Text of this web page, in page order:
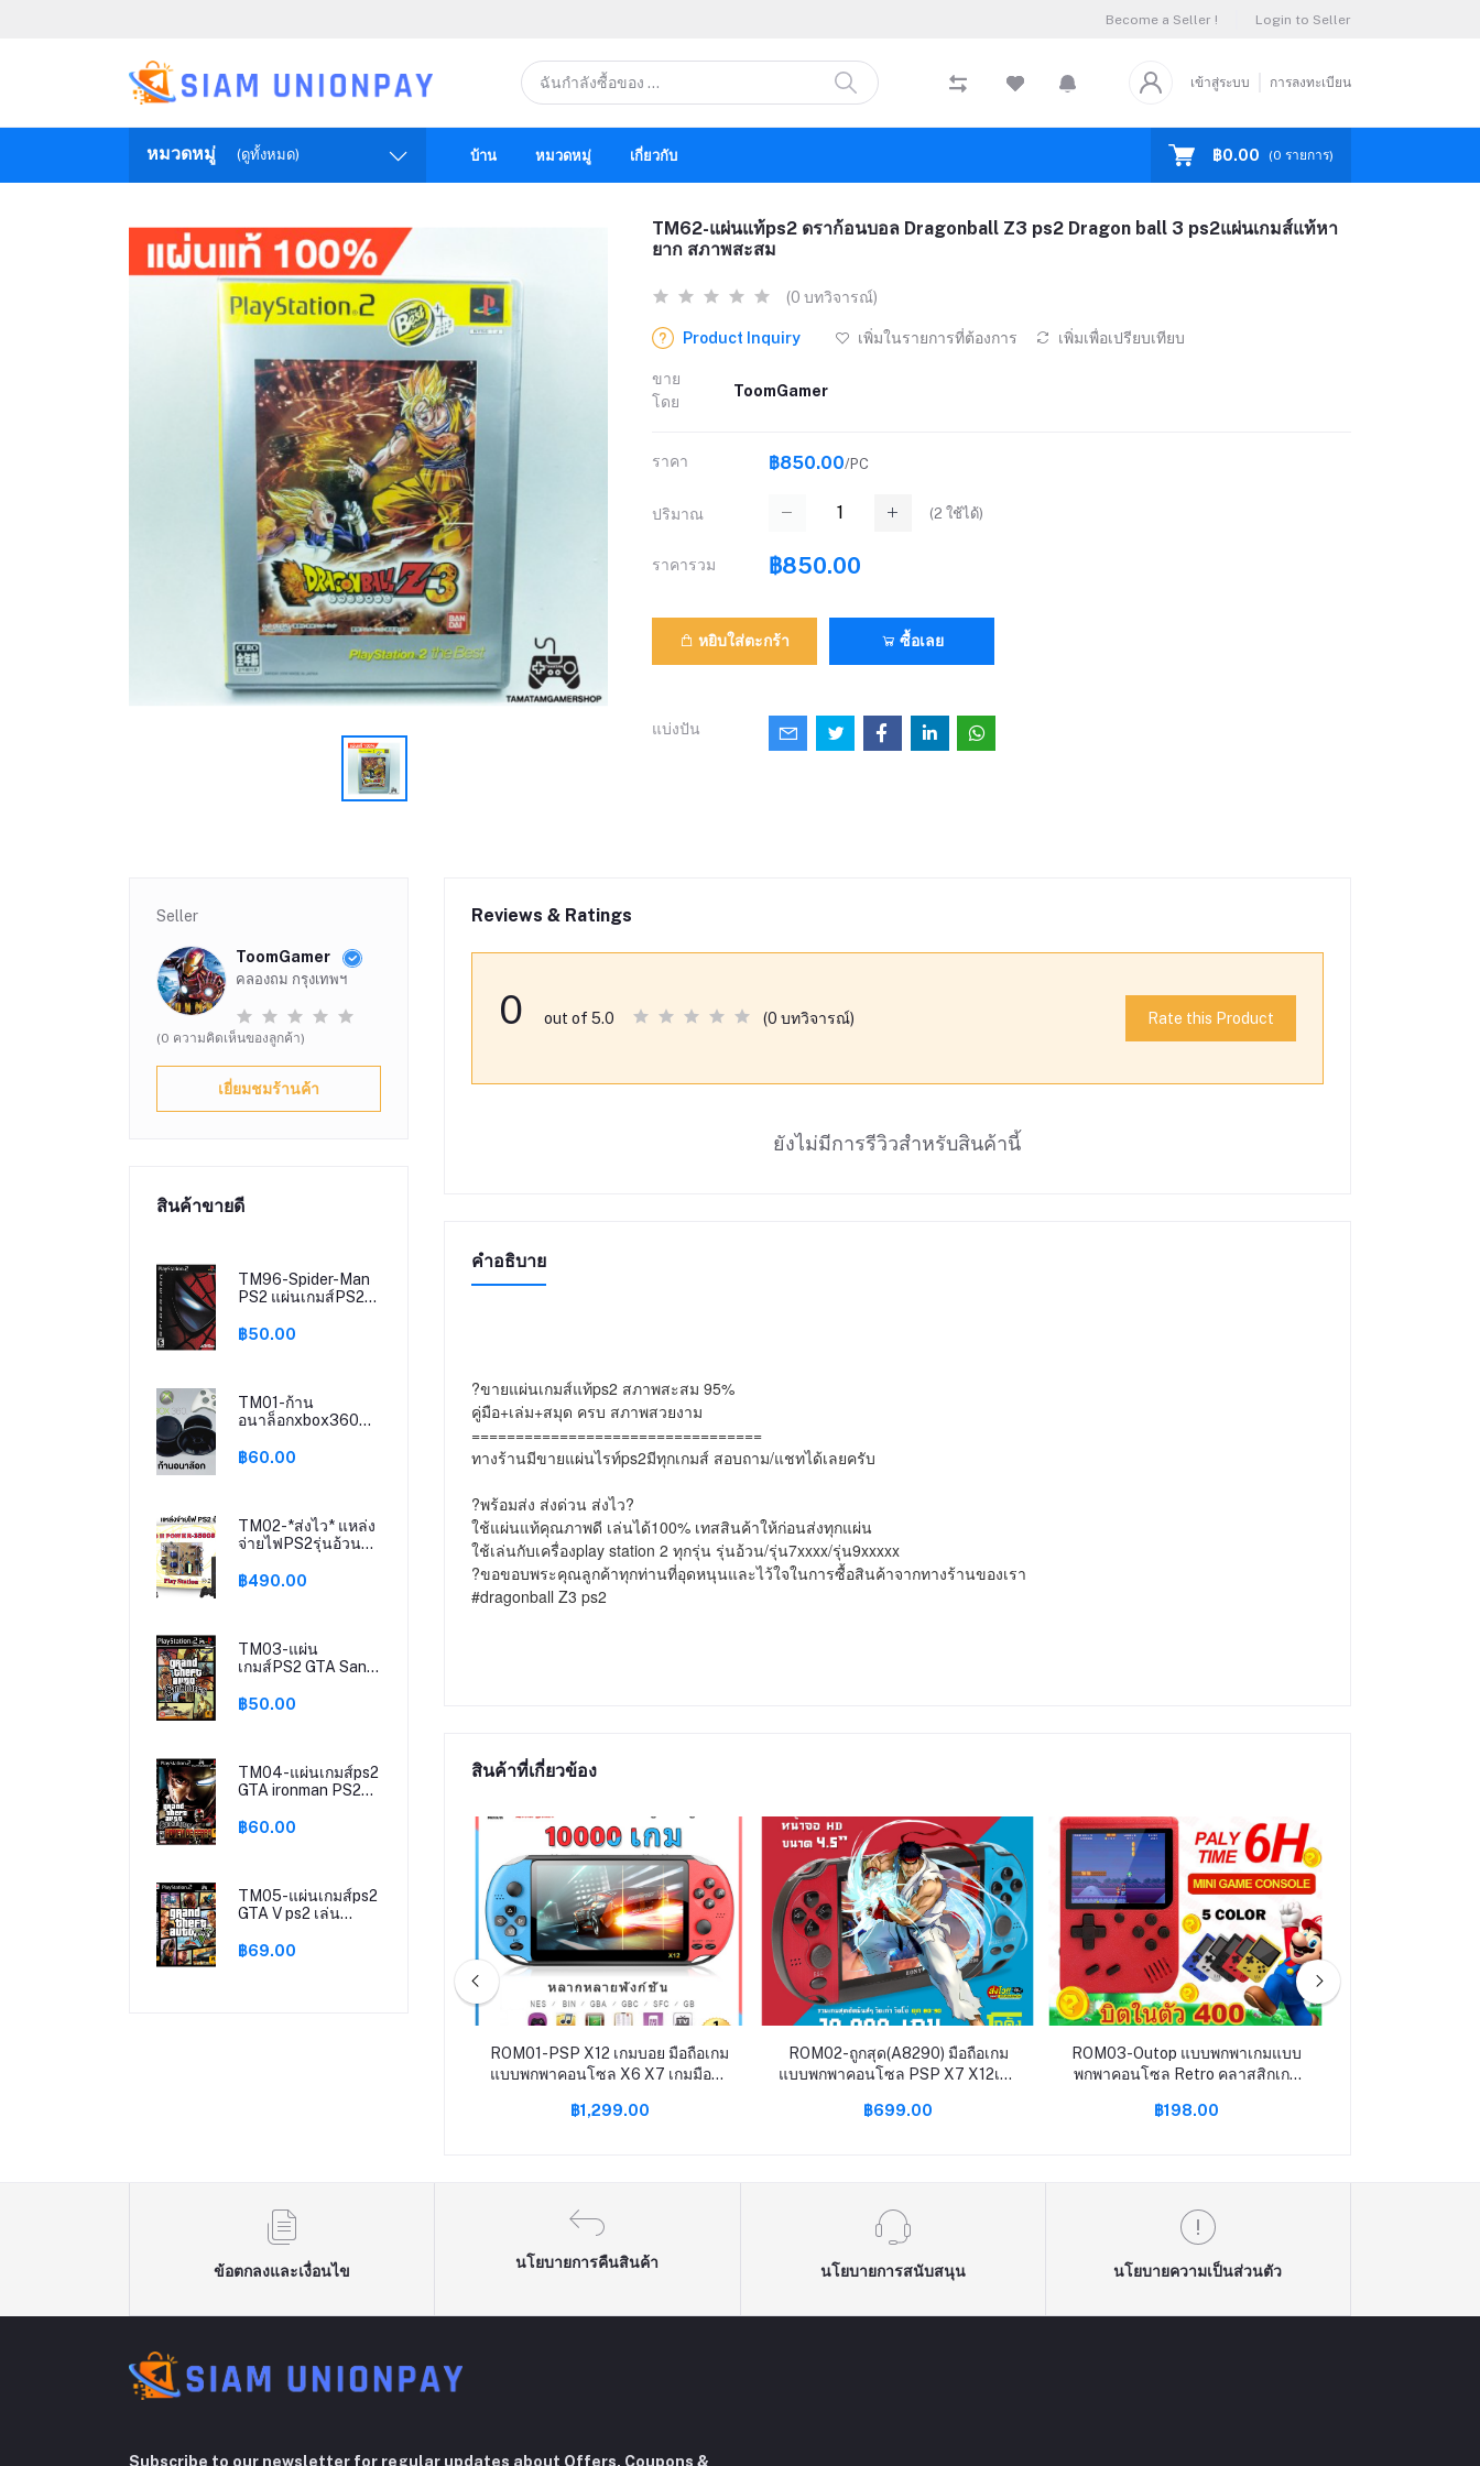
Become a Seller ! Login to Seller
เข้าสู่ระบบ การลงทะเบียน
หมวดหมู่ (ดูทั้งหมด) บ้าน หมวดหมู่ เกี่ยวกับ ฿0.00 (0 รายการ)
TM62-แผ่นแท้ps2 ดราก้อนบอล Dragonball Z3 ps2 Dragon ball 3 ps2แผ่นเกมส์แท้หา
ยาก สภาพสะสม
(0 บทวิจารณ์)
Product Inquiry เพิ่มในรายการที่ต้องการ เพิ่มเพื่อเปรียบเทียบ
ขาย
โดย
ToomGamer
ราคา ฿850.00/PC
ปริมาณ (2 ใช้ได้)
ราคารวม ฿850.00
หยิบใส่ตะกร้า ซื้อเลย
แบ่งปัน
Seller
ToomGamer
คลองถม กรุงเทพฯ
(0 ความคิดเห็นของลูกค้า)
เยี่ยมชมร้านค้า
สินค้าขายดี
TM96-Spider-Man
PS2 แผ่นเกมส์PS2
฿50.00
TM01-ก้าน
อนาล็อกxbox360
หัวยางxbox360
฿60.00
TM02-*ส่งไว* แหล่ง
จ่ายไฟPS2รุ่นอ้วน
รุ่น35000 /
฿490.00
TM03-แผ่น
เกมส์PS2 GTA San
เพล2 Grand Theft
฿50.00
TM04-แผ่นเกมส์ps2
GTA ironman PS2
แผ่นplay2 Grand
฿60.00
TM05-แผ่นเกมส์ps2
GTA V ps2 เล่น
ไรท์play2 Grand
฿69.00
Reviews & Ratings
0 out of 5.0 (0 บทวิจารณ์) Rate this Product
ยังไม่มีการรีวิวสำหรับสินค้านี้
คำอธิบาย
?ขายแผ่นเกมส์แท้ps2 สภาพสะสม 95%
คู่มือ+เล่ม+สมุด ครบ สภาพสวยงาม
=================================
ทางร้านมีขายแผ่นไรท์ps2มีทุกเกมส์ สอบถาม/แชทได้เลยครับ
?พร้อมส่ง ส่งด่วน ส่งไว?
ใช้แผ่นแท้คุณภาพดี เล่นได้100% เทสสินค้าให้ก่อนส่งทุกแผ่น
ใช้เล่นกับเครื่องplay station 2 ทุกรุ่น รุ่นอ้วน/รุ่น7xxxx/รุ่น9xxxxx
?ขอขอบพระคุณลูกค้าทุกท่านที่อุดหนุนและไว้ใจในการซื้อสินค้าจากทางร้านของเรา
#dragonball Z3 ps2
สินค้าที่เกี่ยวข้อง
ROM01-PSP X12 เกมบอย มือถือเกม
แบบพกพาคอนโซล X6 X7 เกมมือถือ
คิดถึงย้อนยุค fcgames MP5มือถือ
฿1,299.00
ROM02-ถูกสุด(A8290) มือถือเกม
แบบพกพาคอนโซล PSP X7 X12เกม
NES คิดถึงย้อนยุค fcgames MP5
฿699.00
ROM03-Outop แบบพกพาเกมแบบ
พกพาคอนโซล Retro คลาสสิกเกม
฿198.00
ข้อตกลงและเงื่อนไข
นโยบายการคืนสินค้า
นโยบายการสนับสนุน นโยบายความเป็นส่วนตัว
Subscribe to our newsletter for regular updates about Offers, Coupons &